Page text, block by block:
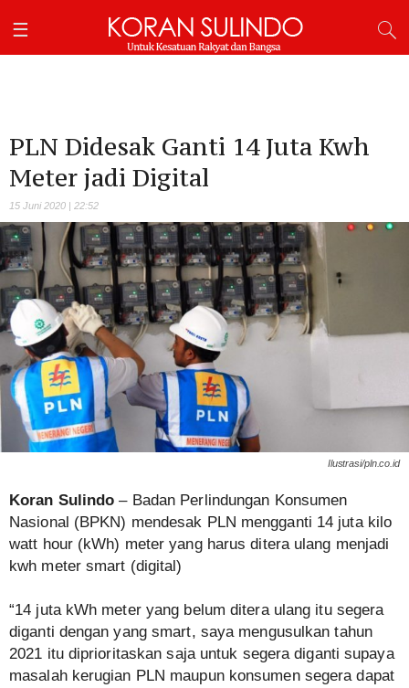
PLN Didesak Ganti 14 Juta Kwh
Meter jadi Digital
15 Juni 2020 | 22:52
Ilustrasi/pln.co.id
Koran Sulindo – Badan Perlindungan Konsumen
Nasional (BPKN) mendesak PLN mengganti 14 juta kilo
watt hour (kWh) meter yang harus ditera ulang menjadi
kwh meter smart (digital)
“14 juta kWh meter yang belum ditera ulang itu segera
diganti dengan yang smart, saya mengusulkan tahun
2021 itu diprioritaskan saja untuk segera diganti supaya
masalah kerugian PLN maupun konsumen segera dapat